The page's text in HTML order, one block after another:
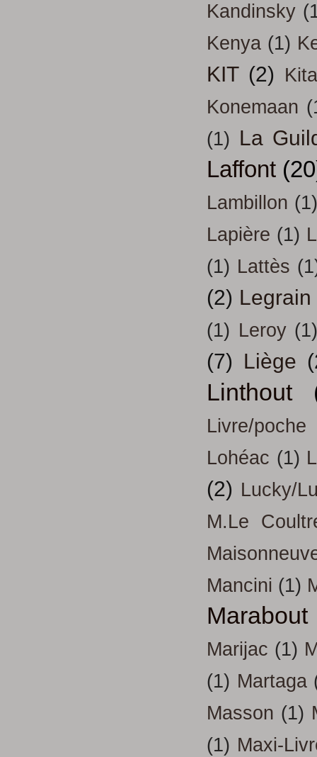
Kandinsky
Kenya (1)
KIT (2)
Konemaan
(1) La
Laffont
Lambillon (1)
Lapière (1)
(1) Lattès
(2) Legrain
(1) Leroy
(7) Liège
Linthout
Livre/poche
Lohéac (1)
(2) Lucky/
M.Le
Mancini (1)
Marabout
Marijac (1)
(1) Martaga
Masson (1)
(1) Maxi-